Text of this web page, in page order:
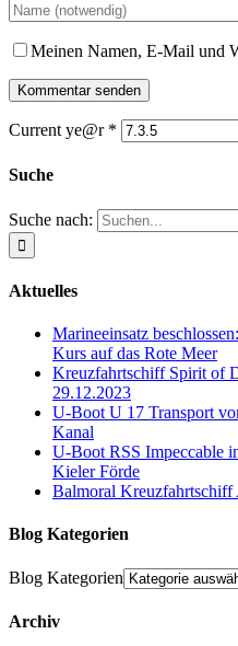
Meinen Namen, E-Mail und
Current ye@r *
Suche
Suche nach:
Aktuelles
Marineeinsatz
Kurs auf das Rote Meer
Kreuzfahrtschiff Spirit of
29.12.2023
U-Boot U 17 Transport
Kanal
U-Boot RSS Impeccable
Kieler Förde
Balmoral
Blog Kategorien
Blog Kategorien
Archiv